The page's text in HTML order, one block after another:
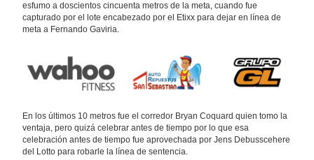
esfumo a doscientos cincuenta metros de la meta, cuando fue
capturado por el lote encabezado por el Etixx para dejar en línea de
meta a Fernando Gaviria.
En los últimos 10 metros fue el corredor Bryan Coquard quien tomo la
ventaja, pero quizá celebrar antes de tiempo por lo que esa
celebración antes de tiempo fue aprovechada por Jens Debusscehere
del Lotto para robarle la línea de sentencia.